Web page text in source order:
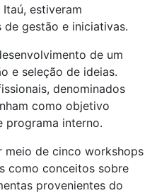
estiveram
de gestão e iniciativas.
de um
e seleção de ideias.
denominados
como objetivo
programa interno.
meio de cinco workshops
como conceitos sobre
provenientes do